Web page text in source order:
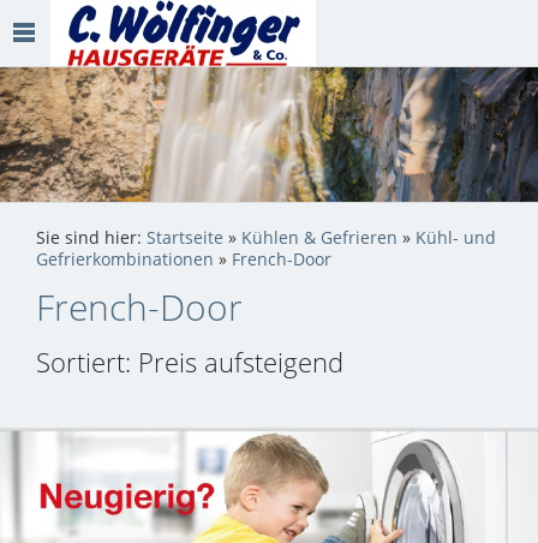
Sie sind hier: Startseite » Kühlen & Gefrieren » Kühl- und
Gefrierkombinationen » French-Door
French-Door
Sortiert: Preis aufsteigend